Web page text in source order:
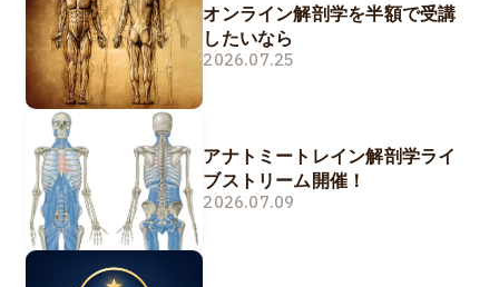
オンライン解剖学を半額で受講
したいなら
2026.07.25
アナトミートレイン解剖学ライ
ブストリーム開催！
2026.07.09